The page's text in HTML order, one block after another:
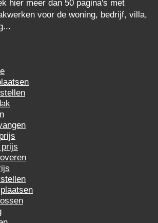
hier meer dan 50 pagina's met
voor de woning, bedrijf, villa,